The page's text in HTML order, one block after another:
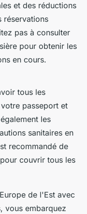
et des réductions
réservations
pas à consulter
pour obtenir les
en cours.
tous les
passeport et
les
sanitaires en
recommandé de
couvrir tous les
de l'Est avec
vous embarquez